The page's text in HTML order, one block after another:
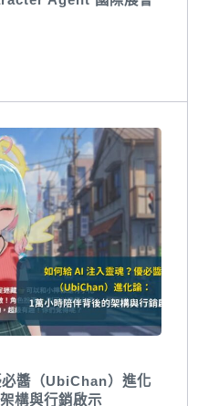
醬（UbiChan）進化
構與行銷啟示